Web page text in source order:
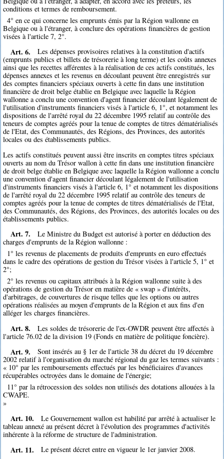
conditions et termes de remboursement.
4° en ce qui concerne les emprunts émis par la Région wallonne en
Belgique ou à l'étranger, à conclure des opérations financières de gestion
visées à l'article 7, 2°.
Art. 6.
Les dépenses provisoires relatives à la constitution d'actifs
(emprunts publics et billets de trésorerie à long terme) et les coûts annexes
ainsi que les recettes afférentes à la réalisation de ces actifs constitués, les
dépenses annexes et les revenus en découlant peuvent être enregistrés sur
des comptes financiers spéciaux ouverts à cette fin dans une institution
financière de droit belge établie en Belgique avec laquelle la Région
wallonne a conclu une convention d'agent financier découlant légalement de
l'utilisation d'instruments financiers visés à l'article 6, 1°, et notamment les
dispositions de l'arrêté royal du 22 décembre 1995 relatif au contrôle des
teneurs de comptes agréés pour la tenue de comptes de titres dématérialisés
de l'Etat, des Communautés, des Régions, des Provinces, des autorités
locales ou des établissements publics.
Les actifs constitués peuvent aussi être inscrits en comptes titres spéciaux
ouverts au nom du Trésor wallon à cette fin dans une institution financière
de droit belge établie en Belgique avec laquelle la Région wallonne a conclu
une convention d'agent financier découlant légalement de l'utilisation
d'instruments financiers visés à l'article 6, 1° et notamment les dispositions
de l'arrêté royal du 22 décembre 1995 relatif au contrôle des teneurs de
comptes agréés pour la tenue de comptes de titres dématérialisés de l'Etat,
des Communautés, des Régions, des Provinces, des autorités locales ou des
établissements publics.
Art. 7.
Le Ministre du Budget est autorisé à porter en déduction des
charges d'emprunts de la Région wallonne :
1° les revenus de placements de produits d'emprunts en euro effectués
dans le cadre des opérations de gestion du Trésor visées à l'article 5, 1° et
2°;
2° les revenus ou capitaux attribués à la Région wallonne suite à des
opérations de gestion du Trésor en matière de « swap » d'intérêts,
d'arbitrages, de couvertures de risque telles que les options ou autres
opérations réalisées au moyen d'emprunts de la Région et aux fins d'en
alléger les charges financières.
Art. 8.
Les soldes de trésorerie de l'ex-OWDR peuvent être affectés à
l'article 76.02 de la division 19 (Fonds en matière de politique foncière).
Art. 9.
Sont insérés au § 1er de l'article 38 du décret du 19 décembre
2002 relatif à l'organisation du marché régional du gaz les termes suivants :
« 10° par les remboursements effectués par les bénéficiaires d'avances
récupérables octroyées dans le domaine de l'énergie;
11° par la rétrocession des soldes non utilisés des dotations allouées à la
CWAPE.
»
Art. 10.
Le Gouvernement wallon est habilité par arrêté à actualiser le
tableau annexé au présent décret à l'évolution des programmes d'activités
inhérente à la réforme de structure de l'administration.
Art. 11.
Le présent décret entre en vigueur le 1er janvier 2008.